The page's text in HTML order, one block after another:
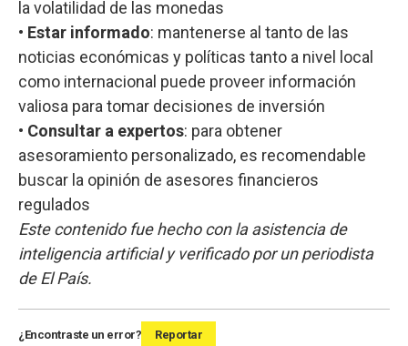
la volatilidad de las monedas
• Estar informado: mantenerse al tanto de las
noticias económicas y políticas tanto a nivel local
como internacional puede proveer información
valiosa para tomar decisiones de inversión
• Consultar a expertos: para obtener
asesoramiento personalizado, es recomendable
buscar la opinión de asesores financieros
regulados
Este contenido fue hecho con la asistencia de
inteligencia artificial y verificado por un periodista
de El País.
¿Encontraste un error? Reportar